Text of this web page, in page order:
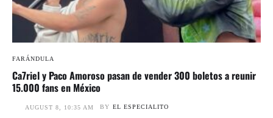
FARÁNDULA
Ca7riel y Paco Amoroso pasan de vender 300 boletos a reunir
15.000 fans en México
AUGUST 8, 10:35 AM BY EL ESPECIALITO